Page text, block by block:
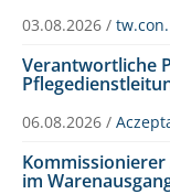
03.08.2026 /
Verantwortliche
06.08.2026 /
im